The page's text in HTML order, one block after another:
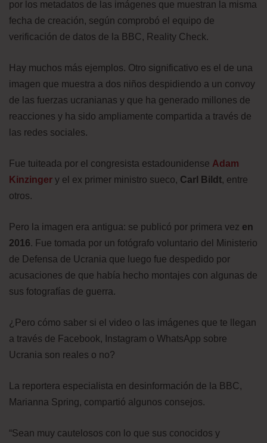
por los metadatos de las imágenes que muestran la misma
fecha de creación, según comprobó el equipo de
verificación de datos de la BBC, Reality Check.
Hay muchos más ejemplos. Otro significativo es el de una
imagen que muestra a dos niños despidiendo a un convoy
de las fuerzas ucranianas y que ha generado millones de
reacciones y ha sido ampliamente compartida a través de
las redes sociales.
Fue tuiteada por el congresista estadounidense Adam
Kinzinger y el ex primer ministro sueco, Carl Bildt, entre
otros.
Pero la imagen era antigua: se publicó por primera vez en
2016. Fue tomada por un fotógrafo voluntario del Ministerio
de Defensa de Ucrania que luego fue despedido por
acusaciones de que había hecho montajes con algunas de
sus fotografías de guerra.
¿Pero cómo saber si el video o las imágenes que te llegan
a través de Facebook, Instagram o WhatsApp sobre
Ucrania son reales o no?
La reportera especialista en desinformación de la BBC,
Marianna Spring, compartió algunos consejos.
“Sean muy cautelosos con lo que sus conocidos y